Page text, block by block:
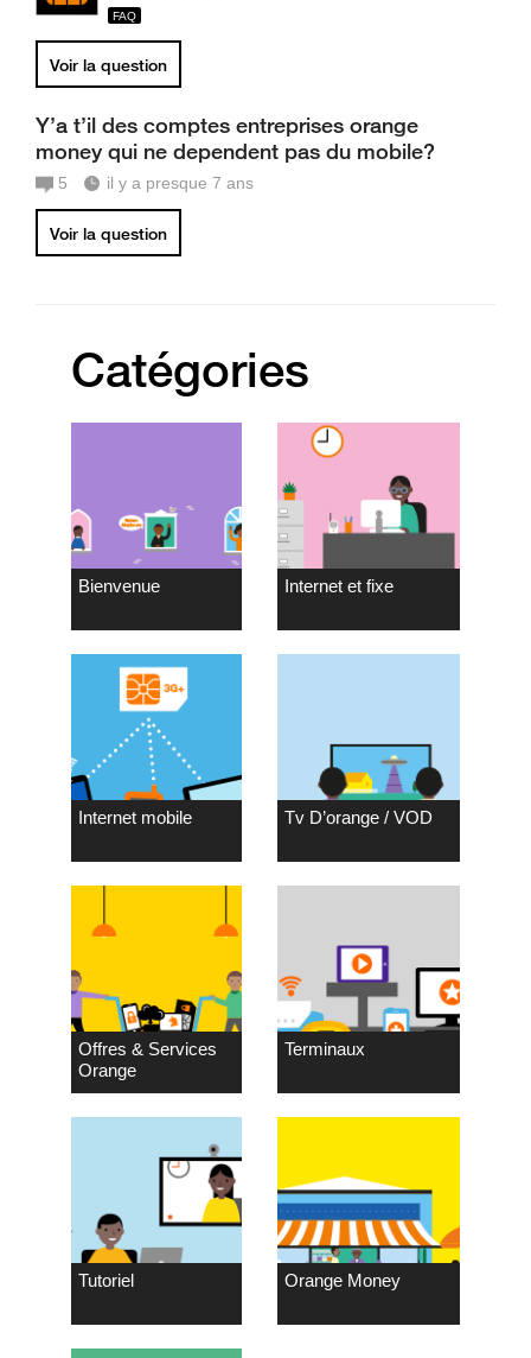
Voir la question
Y’a t’il des comptes entreprises orange
money qui ne dependent pas du mobile?
5 il y a presque 7 ans
Voir la question
Catégories
Bienvenue Internet et fixe
Internet mobile Tv D’orange / VOD
Offres & Services
Orange
Terminaux
Tutoriel Orange Money